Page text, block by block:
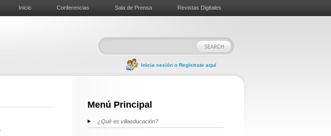
Inicio Conferencias Sala de Prensa Revistas Digitales
Inicia sesión o Registrate aquí
Menú Principal
¿Qué es villaeducación?